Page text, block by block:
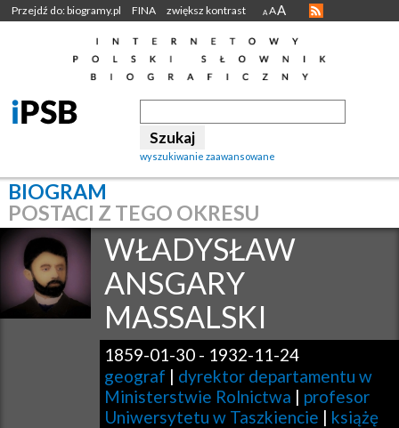
Przejdź do: biogramy.pl FINA zwiększ kontrast A AA
wyszukiwanie zaawansowane
BIOGRAM
POSTACI Z TEGO OKRESU
WŁADYSŁAW
ANSGARY
MASSALSKI
1859-01-30 - 1932-11-24
geograf | dyrektor departamentu w
Ministerstwie Rolnictwa | profesor
Uniwersytetu w Taszkiencie | książę